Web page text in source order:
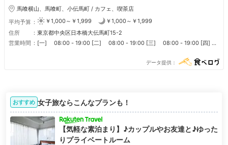
馬喰横山、馬喰町、小伝馬町 / カフェ、喫茶店
平均予算
￥1,000～￥1,999
￥1,000～￥1,999
住所
東京都中央区日本橋大伝馬町15-2
営業時間
[一] 08:00 - 19:00 [二] 08:00 - 19:00 [三] 08:00 - 19:00 [四]
- 19:00 [節假日] 08:00 - 19:00 ■ 定休日 不定休
データ提供
おすすめ 女子旅ならこんなプランも！
【気軽な素泊まり】♪カップルやお友達と♪ゆった
りプライベートルーム